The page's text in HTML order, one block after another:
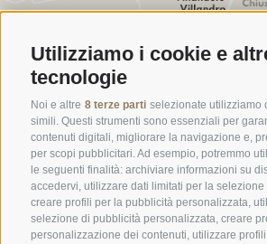
Utilizziamo i cookie e
tecnologie
Noi e altre 8 terze parti selezionate utilizziamo
simili. Questi strumenti sono essenziali per
contenuti digitali, migliorare la navigazione e,
per scopi pubblicitari. Ad esempio, potremmo
le seguenti finalità: archiviare informazioni su
accedervi, utilizzare dati limitati per la
creare profili per la pubblicità personalizzata,
selezione di pubblicità personalizzata, creare
personalizzazione dei contenuti, utilizzare
FOTO & VIDEO